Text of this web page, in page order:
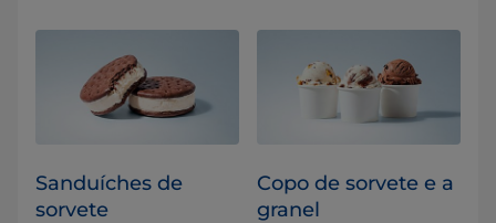
Sanduíches de
sorvete
Copo de sorvete e a
granel